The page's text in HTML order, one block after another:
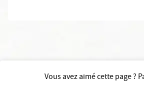
Vous avez aimé cette page ?